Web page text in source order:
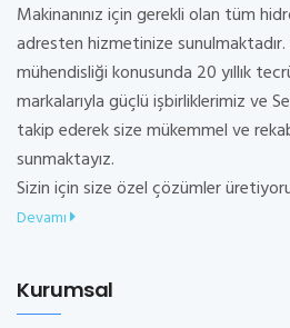
Makinanınız için gerekli olan tüm
adresten hizmetinize
mühendisliği konusunda 20 yıllık
markalarıyla güçlü işbirliklerimiz ve
takip ederek size mükemmel ve
sunmaktayız.
Sizin için size özel çözümler
Devamı
Kurumsal